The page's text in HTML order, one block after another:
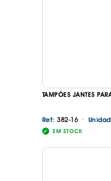
TAMPÕES JANTES
Ref: 382-16 ·
EM STOCK